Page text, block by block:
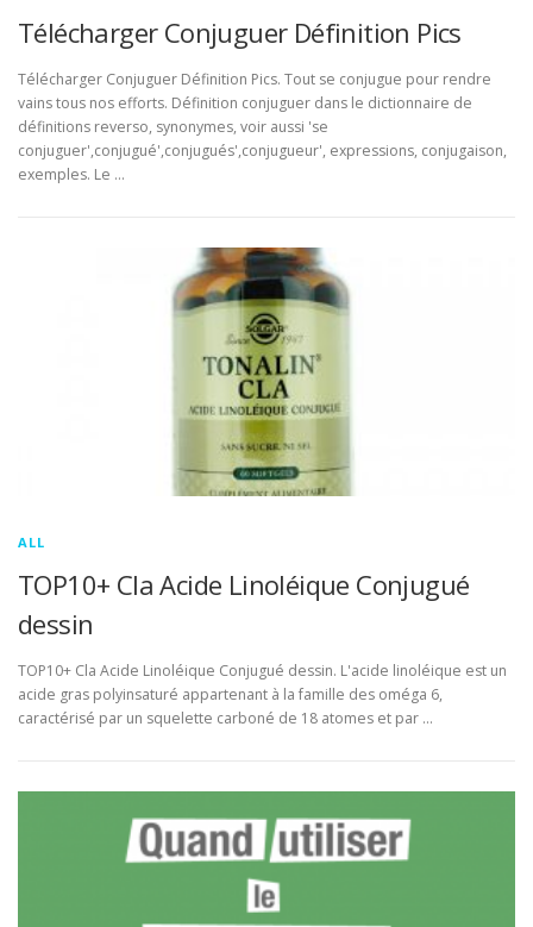
Télécharger Conjuguer Définition Pics
Télécharger Conjuguer Définition Pics. Tout se conjugue pour rendre
vains tous nos efforts. Définition conjuguer dans le dictionnaire de
définitions reverso, synonymes, voir aussi 'se
conjuguer',conjugué',conjugués',conjugueur', expressions, conjugaison,
exemples. Le …
ALL
TOP10+ Cla Acide Linoléique Conjugué
dessin
TOP10+ Cla Acide Linoléique Conjugué dessin. L'acide linoléique est un
acide gras polyinsaturé appartenant à la famille des oméga 6,
caractérisé par un squelette carboné de 18 atomes et par …